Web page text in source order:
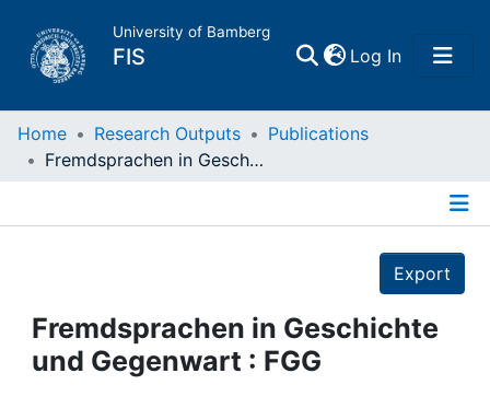
University of Bamberg
FIS Log In(current)
Home
Projects
People
Home Research Outputs
Publications
Fremdsprachen in Geschichte und Gegenwart : FGG
Export
Fremdsprachen in Geschichte
und Gegenwart : FGG